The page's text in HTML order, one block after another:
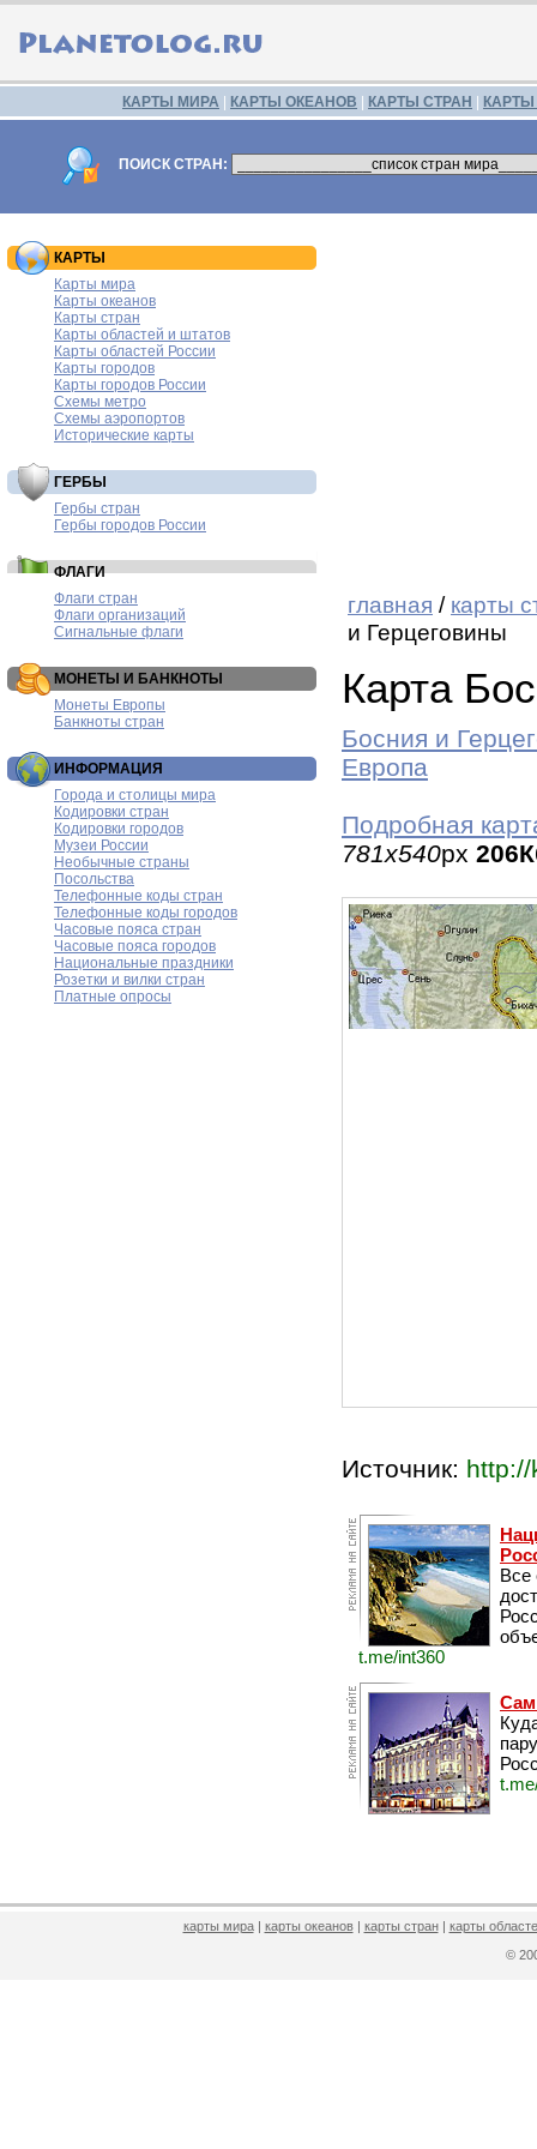
КАРТЫ МИРА КАРТЫ ОКЕАНОВ КАРТЫ СТРАН
ПОИСК СТРАН:
КАРТЫ
Карты мира
Карты океанов
Карты стран
Карты областей и штатов
Карты областей России
Карты городов
Карты городов России
Схемы метро
Схемы аэропортов
Исторические карты
ГЕРБЫ
Гербы стран
Гербы городов России
ФЛАГИ
Флаги стран
Флаги организаций
Сигнальные флаги
МОНЕТЫ И БАНКНОТЫ
Монеты Европы
Банкноты стран
ИНФОРМАЦИЯ
Города и столицы мира
Кодировки стран
Кодировки городов
Музеи России
Необычные страны
Посольства
Телефонные коды стран
Телефонные коды городов
Часовые пояса стран
Часовые пояса городов
Национальные праздники
Розетки и вилки стран
Платные опросы
главная / карты
и Герцеговины
Карта
Босния и
Европа
Подробная
781x540px
Источник:
Все
t.me/int360
карты мира| карты океанов| карты стран| карты
©